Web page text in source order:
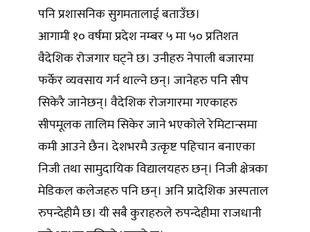
पनि प्रशासनिक सुगमतालाई बताउँछ।
आगामी १० वर्षमा प्रदेश नम्बर ५ मा ५० प्रतिशत
वैदेशिक रोजगार घट्ने छ। उनीहरु नेपाली बजारमा
फर्केर व्यवसाय गर्न थाल्ने छन्। जानेहरु पनि सीप
सिकेरै जानेछन्। वैदेशिक रोजगारमा गएकाहरु
सीपमूलक तालिम सिकेर जाने भएकोले रेमिटान्समा
कमी आउने छैन। देशभरमै उत्कृष्ट पहिचान बनाएका
निजी तथा सामुदायिक विद्यालयहरु छन्। निजी क्षेत्रका
मेडिकल कलेजहरु पनि छन्। अनि प्रादेशिक अस्पताल
रुपन्देहीमै छ। यी सबै कुराहरुले रुपन्देहीमा राजधानी